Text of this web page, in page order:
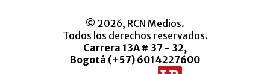
© 2026, RCN Medios.
Todos los derechos reservados.
Carrera 13A # 37 - 32,
Bogotá (+57) 6014227600